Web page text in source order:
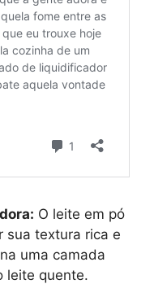
O leite em pó
sua textura rica e
uma camada
leite quente.